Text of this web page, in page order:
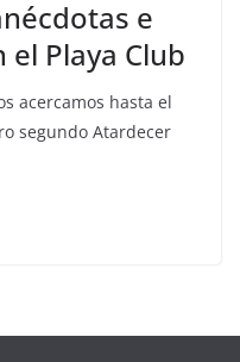
e
Playa Club
acercamos hasta el
segundo Atardecer